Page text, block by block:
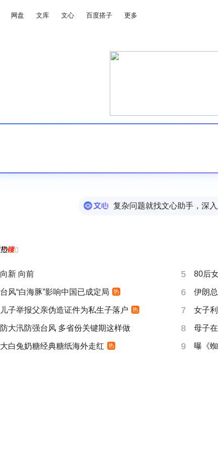
网盘 文库 文心 百度搭子 更多
复杂问题就找文心助手，深

向新 向前 5 80后
台风“白海豚”影响中国已成定局 热 6 伊朗总
儿子举报父亲伪造证件为私生子落户 热 7 女子
防大汛防强台风 多省份关键期这样做 8 母子
大白兔奶糖经典糖纸海外走红 热 9 曝《